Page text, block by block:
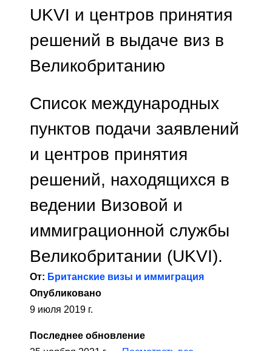
UKVI и центров принятия
решений в выдаче виз в
Великобританию
Список международных
пунктов подачи заявлений
и центров принятия
решений, находящихся в
ведении Визовой и
иммиграционной службы
Великобритании (UKVI).
От: Британские визы и иммиграция
Опубликовано
9 июля 2019 г.
Последнее обновление